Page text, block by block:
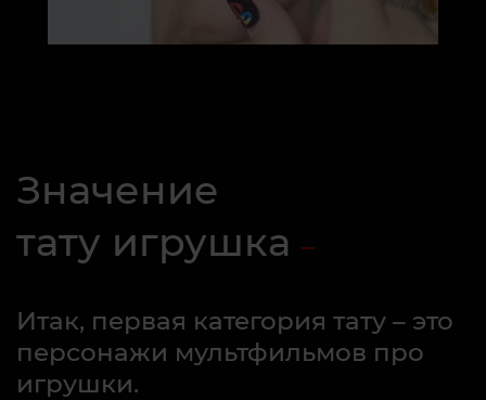
Значение
тату игрушка
Итак, первая категория тату – это
персонажи мультфильмов про
игрушки.